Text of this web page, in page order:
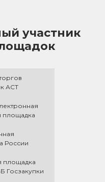
участник
АСТ
площадка
России
площадка
Госзакупки